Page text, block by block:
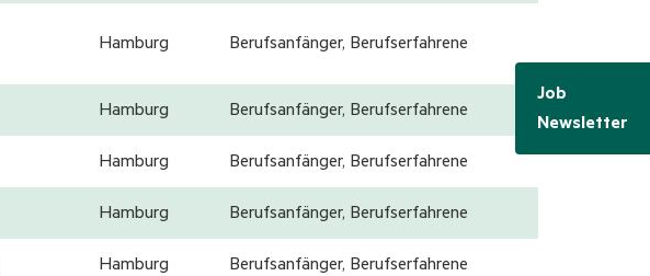
Hamburg Berufsanfänger, Berufserfahrene
Hamburg Berufsanfänger, Berufserfahrene
Hamburg Berufsanfänger, Berufserfahrene
Hamburg Berufsanfänger, Berufserfahrene
Hamburg Berufsanfänger, Berufserfahrene
Job
Newsletter